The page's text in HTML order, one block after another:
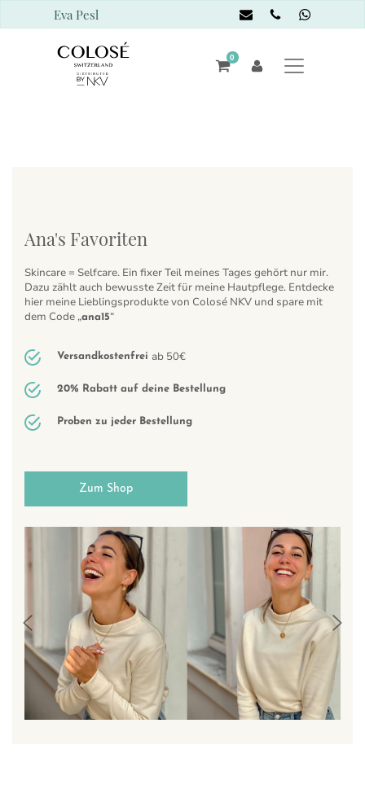
Eva Pesl
0
Previous Next
Ana's Favoriten
Skincare = Selfcare. Ein fixer Teil meines Tages gehört nur mir.
Dazu zählt auch bewusste Zeit für meine Hautpflege. Entdecke
hier meine Lieblingsprodukte von Colosé NKV und spare mit
dem Code „ana15“
Versandkostenfrei ab 50€
20% Rabatt auf deine Bestellung
Proben zu jeder Bestellung
Zum Shop